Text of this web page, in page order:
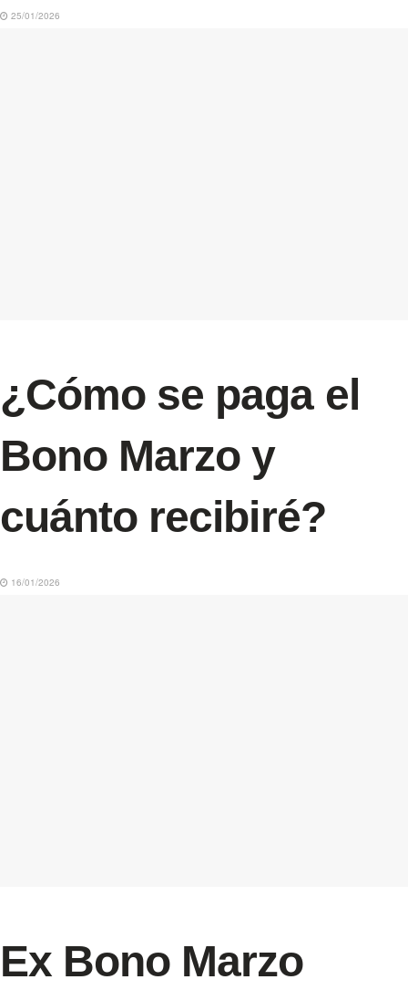
25/01/2026
¿Cómo se paga el
Bono Marzo y
cuánto recibiré?
16/01/2026
Ex Bono Marzo